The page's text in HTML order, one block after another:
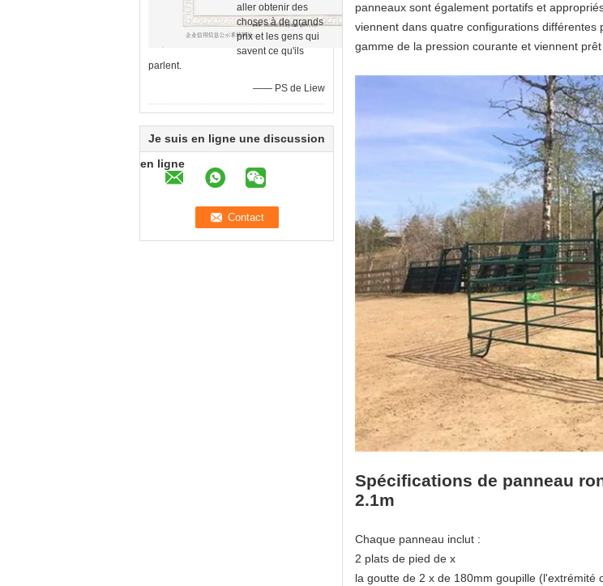
aller obtenir des
choses à de grands
prix et les gens qui
savent ce qu'ils
parlent.
—— PS de Liew
Je suis en ligne une discussion
en ligne
panneaux sont également portatifs et
viennent dans quatre configurations
gamme de la pression courante et viennent
Spécifications de panneau
2.1m
Chaque panneau inclut :
2 plats de pied de x
la goutte de 2 x de 180mm goupille (l'extrémité